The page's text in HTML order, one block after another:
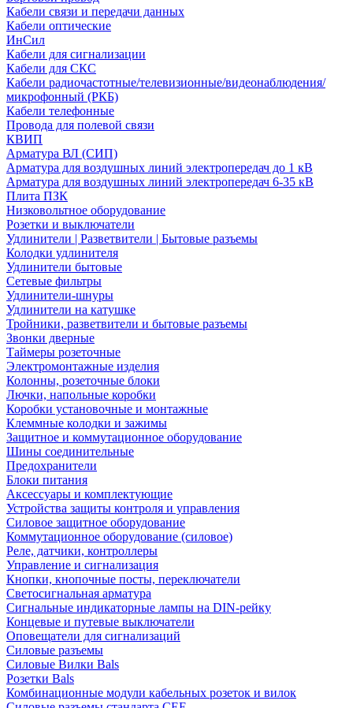
Кабели связи и передачи данных
Кабели оптические
ИнСил
Кабели для сигнализации
Кабели для СКС
Кабели радиочастотные/телевизионные/видеонаблюдения/
микрофонный (РКБ)
Кабели телефонные
Провода для полевой связи
КВИП
Арматура ВЛ (СИП)
Арматура для воздушных линий электропередач до 1 кВ
Арматура для воздушных линий электропередач 6-35 кВ
Плита ПЗК
Низковольтное оборудование
Розетки и выключатели
Удлинители | Разветвители | Бытовые разъемы
Колодки удлинителя
Удлинители бытовые
Сетевые фильтры
Удлинители-шнуры
Удлинители на катушке
Тройники, разветвители и бытовые разъемы
Звонки дверные
Таймеры розеточные
Электромонтажные изделия
Колонны, розеточные блоки
Лючки, напольные коробки
Коробки установочные и монтажные
Клеммные колодки и зажимы
Защитное и коммутационное оборудование
Шины соединительные
Предохранители
Блоки питания
Аксессуары и комплектующие
Устройства защиты контроля и управления
Силовое защитное оборудование
Коммутационное оборудование (силовое)
Реле, датчики, контроллеры
Управление и сигнализация
Кнопки, кнопочные посты, переключатели
Светосигнальная арматура
Сигнальные индикаторные лампы на DIN-рейку
Концевые и путевые выключатели
Оповещатели для сигнализаций
Силовые разъемы
Силовые Вилки Bals
Розетки Bals
Комбинационные модули кабельных розеток и вилок